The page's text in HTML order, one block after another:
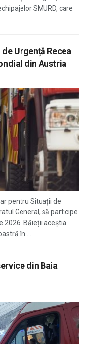
SMURD, care
Urgență Recea
din Austria
pentru Situații de
General, să participe
2026. Băieții aceștia
în ...
din Baia